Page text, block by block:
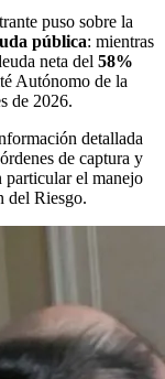
puso sobre la
pública: mientras
neta del 58%
Autónomo de la
de 2026.
detallada
de captura y
particular el manejo
del Riesgo.